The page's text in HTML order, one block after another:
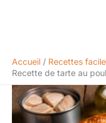
Accueil
Recettes
Recette de tarte au